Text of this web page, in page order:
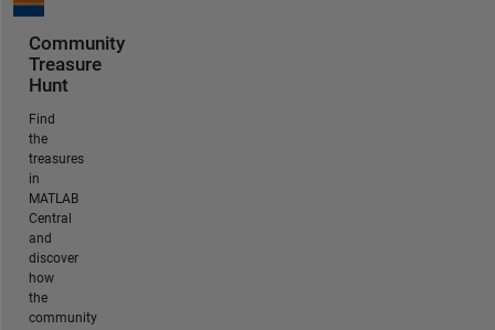
Community
Treasure
Hunt
Find
the
treasures
in
MATLAB
Central
and
discover
how
the
community